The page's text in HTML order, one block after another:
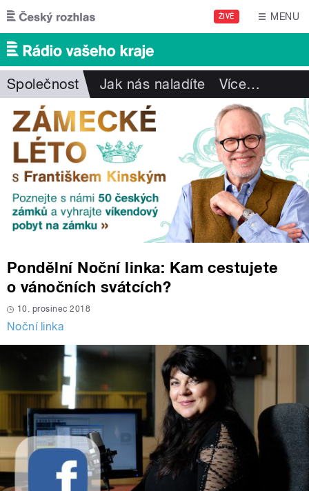
Přejít k hlavnímu obsahu
ŽIVĚ MENU
Společnost Jak nás naladíte Více…
Pondělní Noční linka: Kam cestujete
o vánočních svátcích?
10. prosinec 2018
Noční linka